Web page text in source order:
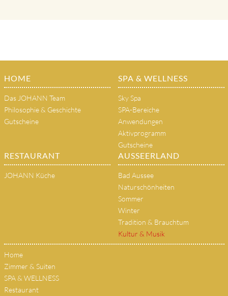
HOME
Das JOHANN Team
Philosophie & Geschichte
Gutscheine
SPA & WELLNESS
Sky Spa
SPA-Bereiche
Anwendungen
Aktivprogramm
Gutscheine
RESTAURANT
JOHANN Küche
AUSSEERLAND
Bad Aussee
Naturschönheiten
Sommer
Winter
Tradition & Brauchtum
Kultur & Musik
Home
Zimmer & Suiten
SPA & WELLNESS
Restaurant